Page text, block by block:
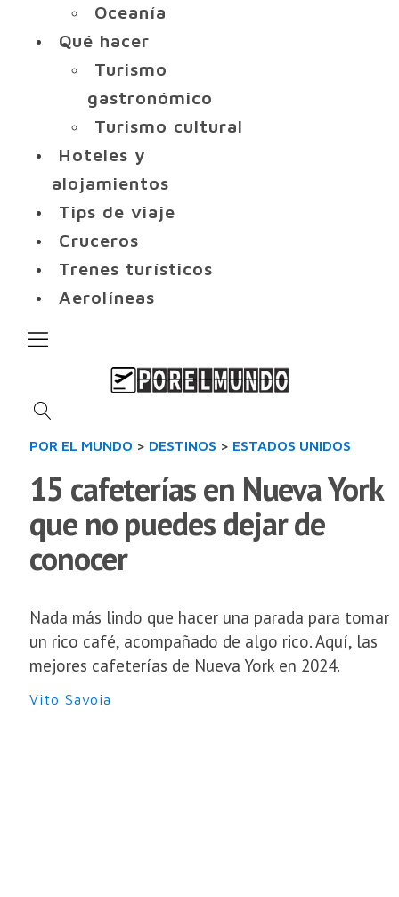
Oceanía
Qué hacer
Turismo
gastronómico
Turismo cultural
Hoteles y
alojamientos
Tips de viaje
Cruceros
Trenes turísticos
Aerolíneas
POR EL MUNDO > DESTINOS > ESTADOS UNIDOS
15 cafeterías en Nueva York
que no puedes dejar de
conocer
Nada más lindo que hacer una parada para tomar
un rico café, acompañado de algo rico. Aquí, las
mejores cafeterías de Nueva York en 2024.
Vito Savoia